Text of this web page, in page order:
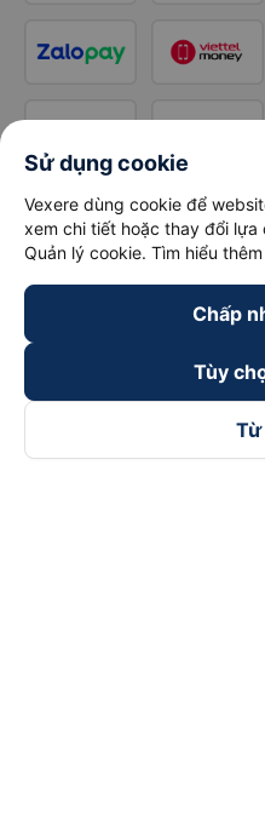
Sử dụng cookie
Vexere dùng cookie để
xem chi tiết hoặc thay đổi
Quản lý cookie. Tìm hiểu
Chấp
Tùy